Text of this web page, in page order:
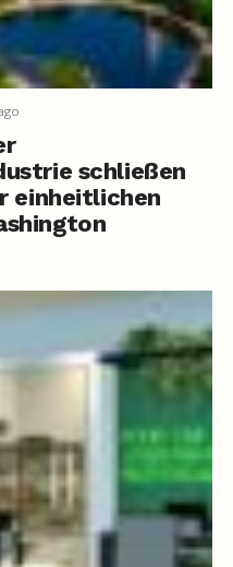
schließen
einheitlichen